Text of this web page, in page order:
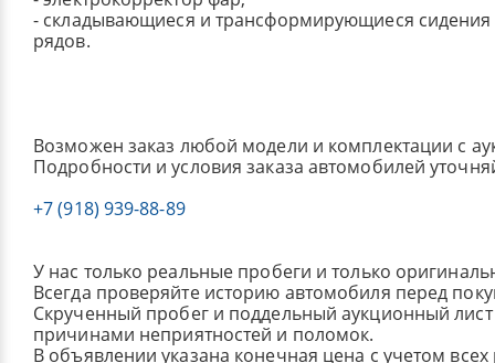
- складывающиеся и трансформирующиеся сидения
рядов.
Возможен заказ любой модели и комплектации с
Подробности и условия заказа автомобилей
+7 (918) 939-88-89
У нас только реальные пробеги и только
Всегда проверяйте историю автомобиля перед
Скрученный пробег и поддельный аукционный лист
причинами неприятностей и поломок.
В объявлении указана конечная цена с учетом